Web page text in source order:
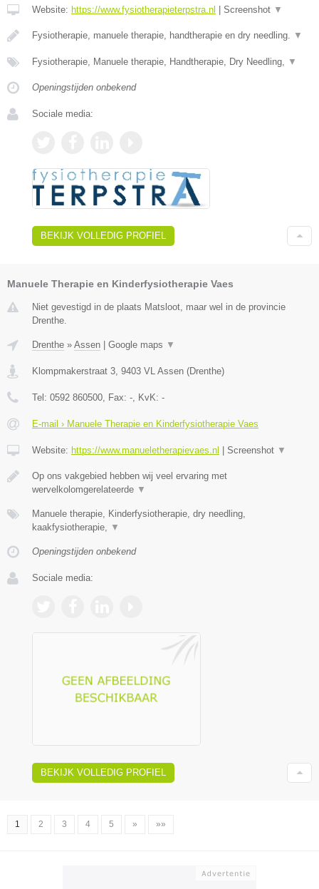
Website: https://www.fysiotherapieterpstra.nl Screenshot ▼
Fysiotherapie, manuele therapie, handtherapie en dry needling. ▼
Fysiotherapie, Manuele therapie, Handtherapie, Dry Needling, ▼
Openingstijden onbekend
Sociale media:
BEKIJK VOLLEDIG PROFIEL
Manuele Therapie en Kinderfysiotherapie Vaes
Niet gevestigd in de plaats Matsloot, maar wel in de provincie
Drenthe.
Drenthe » Assen Google maps ▼
Klompmakerstraat 3, 9403 VL Assen (Drenthe)
Tel: 0592 860500, Fax: -, KvK: -
E-mail › Manuele Therapie en Kinderfysiotherapie Vaes
Website: https://www.manueletherapievaes.nl Screenshot ▼
Op ons vakgebied hebben wij veel ervaring met
wervelkolomgerelateerde ▼
Manuele therapie, Kinderfysiotherapie, dry needling,
kaakfysiotherapie, ▼
Openingstijden onbekend
Sociale media:
BEKIJK VOLLEDIG PROFIEL
1 2 3 4 5 » »»